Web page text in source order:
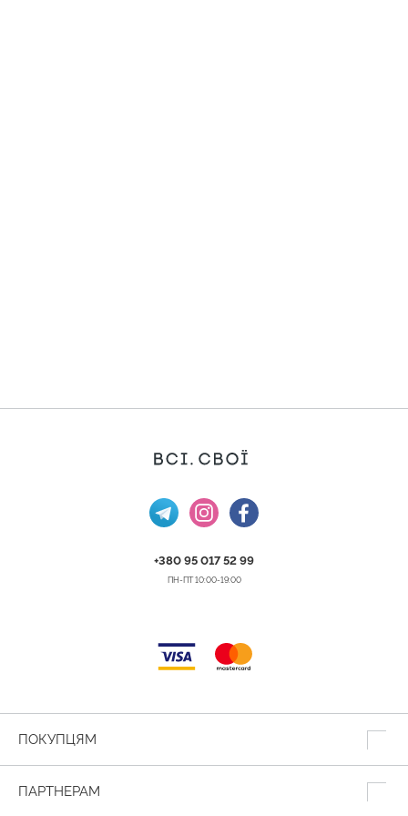
+380 95 017 52 99
ПН-ПТ 10:00-19:00
ПОКУПЦЯМ
ПАРТНЕРАМ